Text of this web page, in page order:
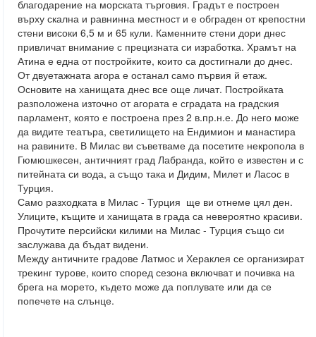
благодарение на морската търговия. Градът е построен
върху скална и равнинна местност и е обграден от крепостни
стени високи 6,5 м и 65 кули. Каменните стени дори днес
привличат внимание с прецизната си изработка. Храмът на
Атина е една от постройките, които са достигнали до днес.
От двуетажната агора е останал само първия й етаж.
Основите на ханищата днес все още личат. Постройката
разположена източно от агората е сградата на градския
парламент, която е построена през 2 в.пр.н.е. До него може
да видите театъра, светилището на Ендимион и манастира
на равините. В Милас ви съветваме да посетите некропола в
Гюмюшкесен, античният град Лабранда, който е известен и с
питейната си вода, а също така и Дидим, Милет и Ласос в
Турция.
Само разходката в Милас - Турция ще ви отнеме цял ден.
Улиците, къщите и ханищата в града са невероятно красиви.
Прочутите персийски килими на Милас - Турция също си
заслужава да бъдат видени.
Между античните градове Латмос и Хераклея се организират
трекинг турове, които според сезона включват и почивка на
брега на морето, където може да поплувате или да се
попечете на слънце.